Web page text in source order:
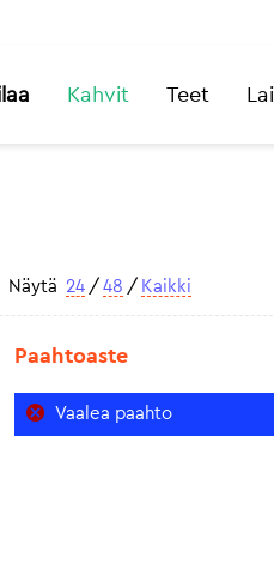
Kahvit Teet
Näytä 24 / 48 / Kaikki
Paahtoaste
Vaalea paahto